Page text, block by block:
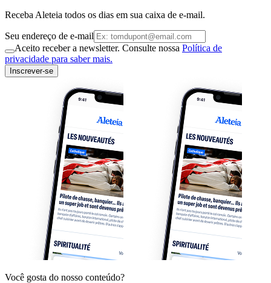
Receba Aleteia todos os dias em sua caixa de e-mail.
Seu endereço de e-mail
Aceito receber a newsletter. Consulte nossa Política de
privacidade para saber mais.
Inscrever-se
Você gosta do nosso conteúdo?